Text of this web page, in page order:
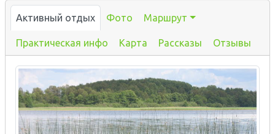
Активный отдых Фото Маршрут
Практическая инфо Карта Рассказы Отзывы